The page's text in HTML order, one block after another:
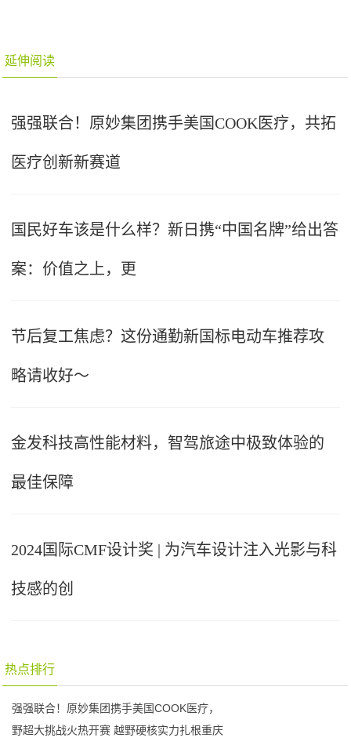
延伸阅读
强强联合！原妙集团携手美国COOK医疗，共拓
医疗创新新赛道
国民好车该是什么样？新日携“中国名牌”给出答
案：价值之上，更
节后复工焦虑？这份通勤新国标电动车推荐攻
略请收好～
金发科技高性能材料，智驾旅途中极致体验的
最佳保障
2024国际CMF设计奖 | 为汽车设计注入光影与科
技感的创
热点排行
强强联合！原妙集团携手美国COOK医疗，
野超大挑战火热开赛 越野硬核实力扎根重庆